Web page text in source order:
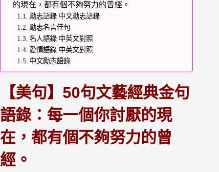
的現在，都有個不夠努力的曾經。
勵志語錄 中文勵志語錄
勵志名言佳句
名人語錄 中英文對照
愛情語錄 中英文對照
中文勵志語錄
【美句】50句文藝經典金句
語錄：每一個你討厭的現
在，都有個不夠努力的曾
經。